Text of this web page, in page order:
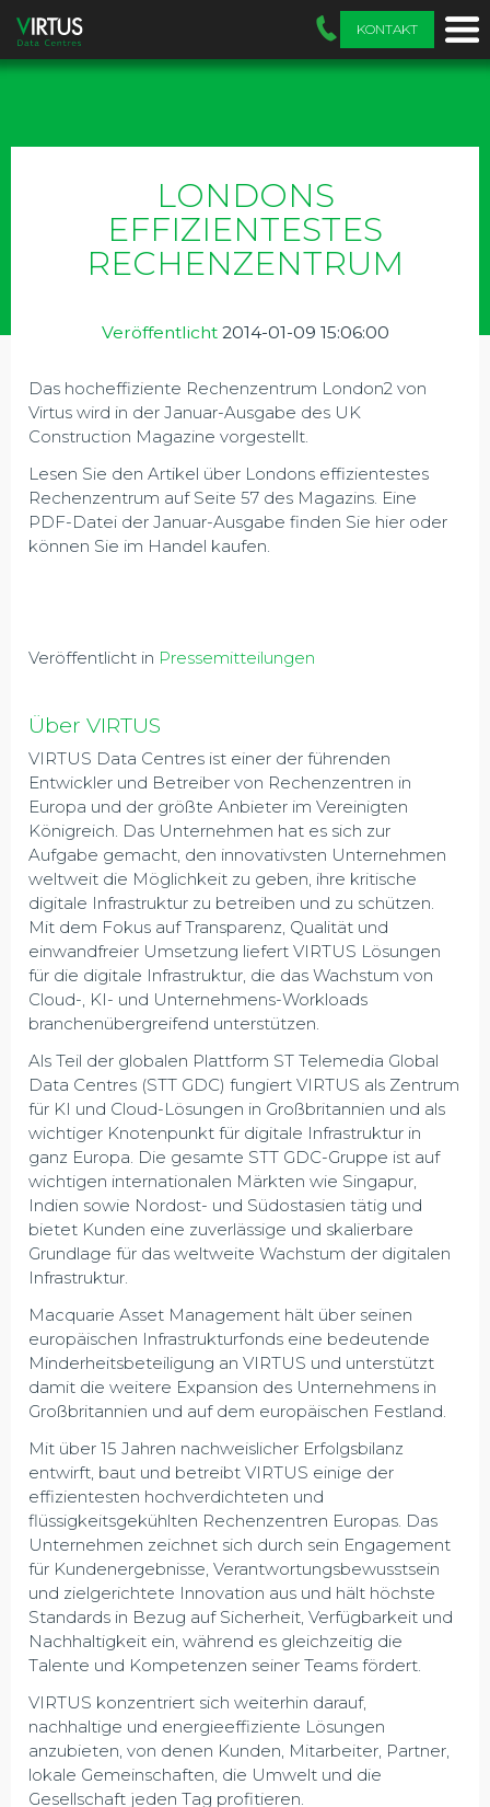
KONTAKT
LONDONS
EFFIZIENTESTES
RECHENZENTRUM
Veröffentlicht2014-01-09 15:06:00
Das hocheffiziente Rechenzentrum London2 von
Virtus wird in der Januar-Ausgabe des UK
Construction Magazine vorgestellt.
Lesen Sie den Artikel über Londons effizientestes
Rechenzentrum auf Seite 57 des Magazins. Eine
PDF-Datei der Januar-Ausgabe finden Sie hier oder
können Sie im Handel kaufen.
Veröffentlicht in Pressemitteilungen
Über VIRTUS
VIRTUS Data Centres ist einer der führenden
Entwickler und Betreiber von Rechenzentren in
Europa und der größte Anbieter im Vereinigten
Königreich. Das Unternehmen hat es sich zur
Aufgabe gemacht, den innovativsten Unternehmen
weltweit die Möglichkeit zu geben, ihre kritische
digitale Infrastruktur zu betreiben und zu schützen.
Mit dem Fokus auf Transparenz, Qualität und
einwandfreier Umsetzung liefert VIRTUS Lösungen
für die digitale Infrastruktur, die das Wachstum von
Cloud-, KI- und Unternehmens-Workloads
branchenübergreifend unterstützen.
Als Teil der globalen Plattform ST Telemedia Global
Data Centres (STT GDC) fungiert VIRTUS als Zentrum
für KI und Cloud-Lösungen in Großbritannien und als
wichtiger Knotenpunkt für digitale Infrastruktur in
ganz Europa. Die gesamte STT GDC-Gruppe ist auf
wichtigen internationalen Märkten wie Singapur,
Indien sowie Nordost- und Südostasien tätig und
bietet Kunden eine zuverlässige und skalierbare
Grundlage für das weltweite Wachstum der digitalen
Infrastruktur.
Macquarie Asset Management hält über seinen
europäischen Infrastrukturfonds eine bedeutende
Minderheitsbeteiligung an VIRTUS und unterstützt
damit die weitere Expansion des Unternehmens in
Großbritannien und auf dem europäischen Festland.
Mit über 15 Jahren nachweislicher Erfolgsbilanz
entwirft, baut und betreibt VIRTUS einige der
effizientesten hochverdichteten und
flüssigkeitsgekühlten Rechenzentren Europas. Das
Unternehmen zeichnet sich durch sein Engagement
für Kundenergebnisse, Verantwortungsbewusstsein
und zielgerichtete Innovation aus und hält höchste
Standards in Bezug auf Sicherheit, Verfügbarkeit und
Nachhaltigkeit ein, während es gleichzeitig die
Talente und Kompetenzen seiner Teams fördert.
VIRTUS konzentriert sich weiterhin darauf,
nachhaltige und energieeffiziente Lösungen
anzubieten, von denen Kunden, Mitarbeiter, Partner,
lokale Gemeinschaften, die Umwelt und die
Gesellschaft jeden Tag profitieren.